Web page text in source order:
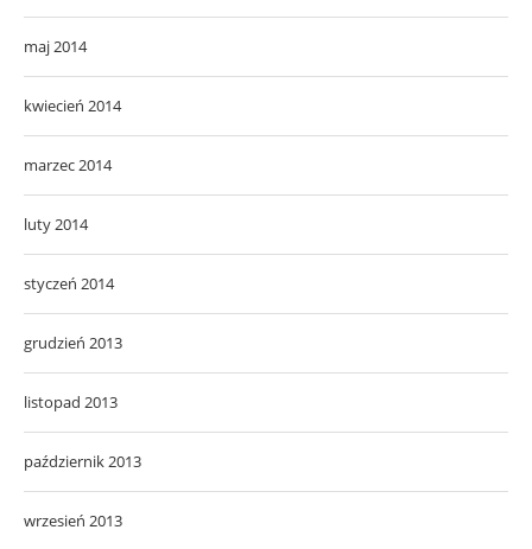
maj 2014
kwiecień 2014
marzec 2014
luty 2014
styczeń 2014
grudzień 2013
listopad 2013
październik 2013
wrzesień 2013